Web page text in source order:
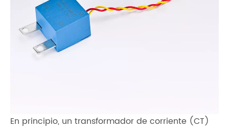
En principio, un transformador de corriente (CT)